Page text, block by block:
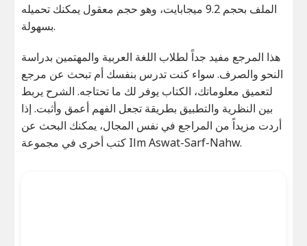
الملف بحجم 9.2 ميجابايت، وهو حجم معقول يمكنك تحميله
بسهولة.
هذا المرجع مفيد جداً لطلاب اللغة العربية والمهتمين بدراسة
النحو والصرف. سواء كنت تدرس بنفسك أم تبحث عن مرجع
لتعميق معلوماتك، الكتاب يوفر لك ما تحتاجه. الشرح يربط
بين النظرية والتطبيق بطريقة تجعل الفهم أعمق وأثبت. إذا
أردت مزيداً من المراجع في نفس المجال، يمكنك البحث عن
كتب أخرى في مجموعة Ilm Aswat-Sarf-Nahw.